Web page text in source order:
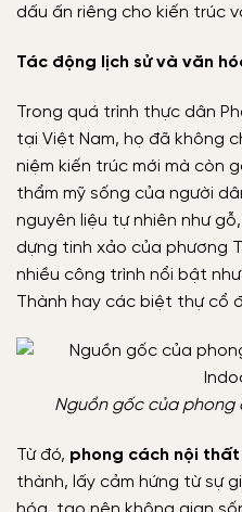
dấu ấn riêng cho kiến trúc
Tác động lịch sử và văn
Trong quá trình thực dân
tại Việt Nam, họ đã không
niệm kiến trúc mới mà còn
thẩm mỹ sống của người
nguyên liệu tự nhiên như
dựng tinh xảo của phương
nhiều công trình nổi bật
Thành hay các biệt thự cổ
Nguồn gốc của phong
Từ đó, phong cách nội thất
thành, lấy cảm hứng từ sự